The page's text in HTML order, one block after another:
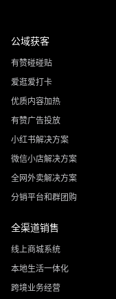
公域获客
有赞碰碰贴
爱逛爱打卡
优质内容加热
有赞广告投放
小红书解决方案
微信小店解决方案
全网外卖解决方案
分销平台和群团购
全渠道销售
线上商城系统
本地生活一体化
跨境业务经营